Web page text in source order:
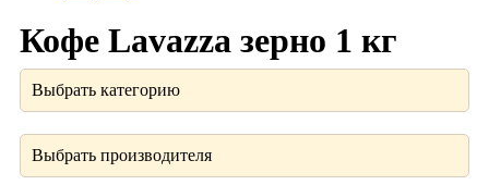
Кофе Lavazza зерно 1 кг
Выбрать категорию
Выбрать производителя